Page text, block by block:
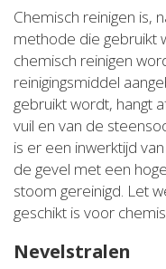
Chemisch reinigen is,
methode die gebruikt
chemisch reinigen
reinigingsmiddel
gebruikt wordt, hangt
vuil en van de
is er een inwerktijd
de gevel met een
stoom gereinigd. Let
geschikt is voor
Nevelstralen